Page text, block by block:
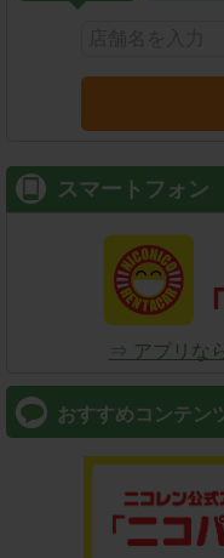
スマートフォン
⇒ アプリな
おすすめコンテン